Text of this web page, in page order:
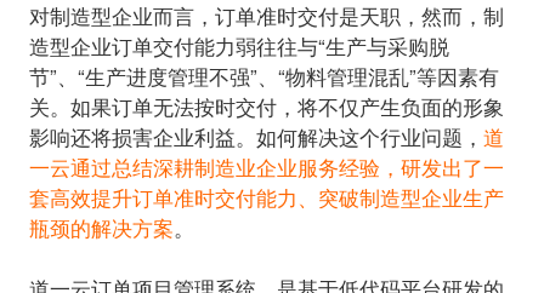
对制造型企业而言，订单准时交付是天职，然而，制
造型企业订单交付能力弱往往与“生产与采购脱
节”、“生产进度管理不强”、“物料管理混乱”等因素有
关。如果订单无法按时交付，将不仅产生负面的形象
影响还将损害企业利益。如何解决这个行业问题， 道
一云通过总结深耕制造业企业服务经验，研发出了一
套高效提升订单准时交付能力、突破制造型企业生产
瓶颈的解决方案。